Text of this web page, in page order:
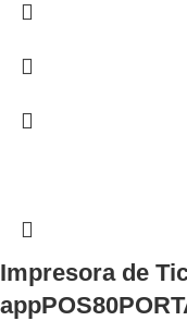
Impresora de